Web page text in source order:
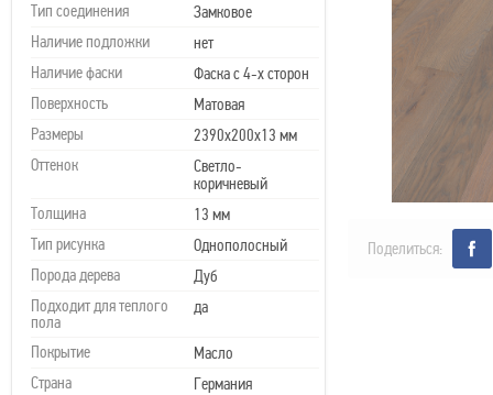
Тип соединения
Замковое
Наличие подложки
нет
Наличие фаски
Фаска с 4-х сторон
Поверхность
Матовая
Размеры
2390х200х13 мм
Оттенок
Светло-
коричневый
Толщина
13 мм
Тип рисунка
Однополосный
Порода дерева
Дуб
Подходит для теплого
пола
да
Покрытие
Масло
Страна
Германия
Поделиться: